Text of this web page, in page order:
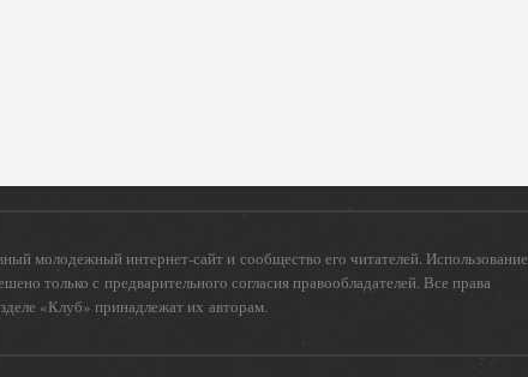
молодежный интернет-сайт и сообщество его читателей. Использование
только с предварительного согласия правообладателей. Все права
«Клуб» принадлежат их авторам.